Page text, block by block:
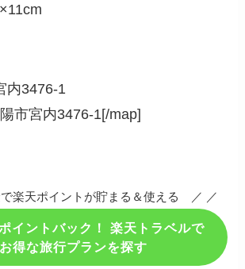
内3476-1
市宮内3476-1[/map]
楽天ポイントが貯まる＆使える ／ ／
イントバック！ 楽天トラベルで
お得な旅行プランを探す